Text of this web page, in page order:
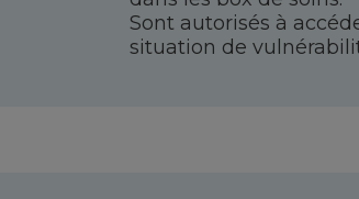
Sont autorisés à
situation de